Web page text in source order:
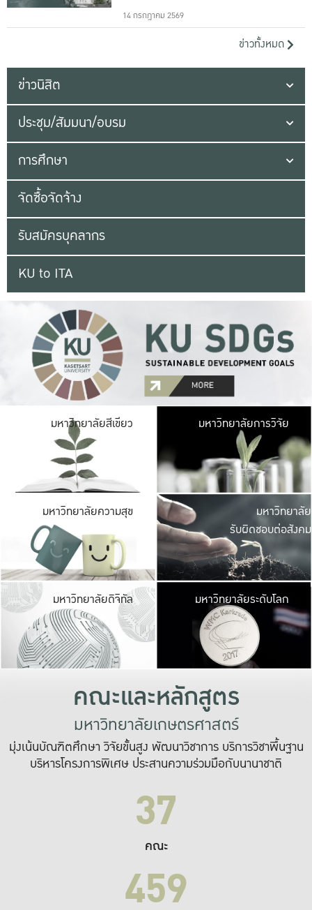
14 กรกฎาคม 2569
ข่าวทั้งหมด
ข่าวนิสิต
ประชุม/สัมมนา/อบรม
การศึกษา
จัดซื้อจัดจ้าง
รับสมัครบุคลากร
KU to ITA
มหาวิทยาลัยสีเขียว มหาวิ
มีพื้นที่เขียวสดใส
เป็นป่าในเมือง เกษต
มหาวิทยาลัยการวิจัย
มหาวิทยาลัยความสุข มหาวิ
ค
เปิดประ
และพบเรื่องราวใ
มหาวิทยาลัย
รับผิดชอบต่อสังคม
มหาวิทยาลัยดิจิทัล มหาวิ
เปลี่ยนแปลง แล
เพื่อทำง
ระบบสารสนเทศ
มหาวิทยาลัยระดับโลก
คณะและหลักสูตร
มหาวิทยาลัยเกษตรศาสตร์
มุ่งเน้นบัณฑิตศึกษา วิจัยขั้นสูง พัฒนาวิชาการ บริการวิชาพื้นฐาน
บริหารโครงการพิเศษ ประสานความร่วมมือกับนานาชาติ
37
คณะ
459